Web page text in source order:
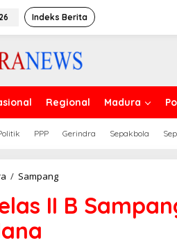
Indeks Berita
Regional Madura
PPP Gerindra Sepakbola
/ SampangRutan
II B